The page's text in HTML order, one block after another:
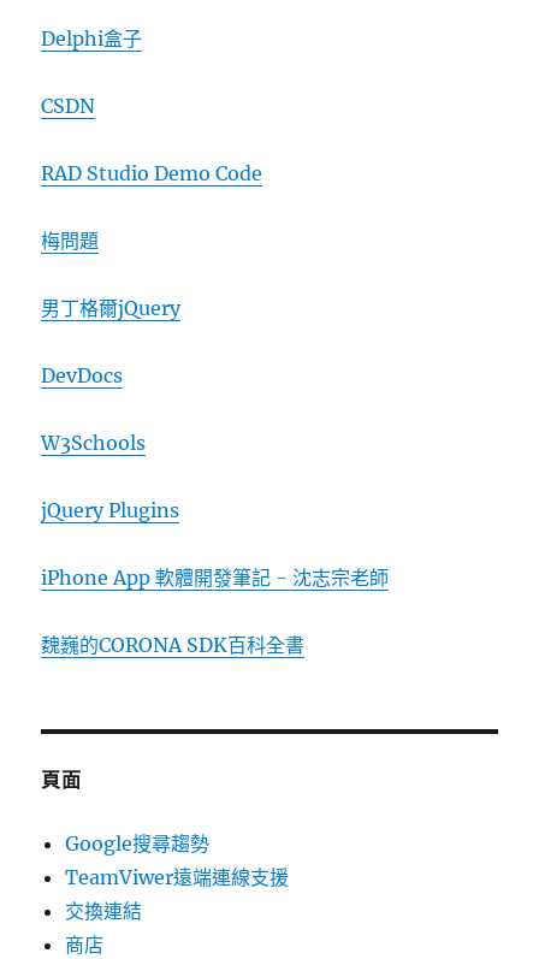
Delphi盒子
CSDN
RAD Studio Demo Code
梅問題
男丁格爾jQuery
DevDocs
W3Schools
jQuery Plugins
iPhone App 軟體開發筆記 - 沈志宗老師
魏巍的CORONA SDK百科全書
頁面
Google搜尋趨勢
TeamViwer遠端連線支援
交換連結
商店